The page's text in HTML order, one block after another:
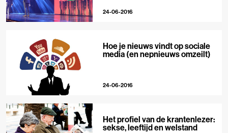
24-06-2016
Hoe je nieuws vindt op sociale
media (en nepnieuws omzeilt)
24-06-2016
Het profiel van de krantenlezer:
sekse, leeftijd en welstand